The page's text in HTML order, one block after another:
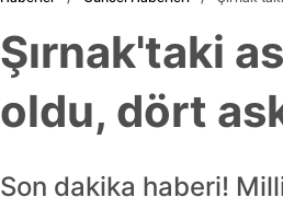
Şırnak'taki
oldu, dört
Son dakika haberi!